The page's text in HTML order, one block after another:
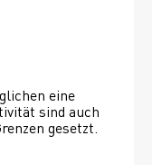
eine
sind auch
gesetzt.